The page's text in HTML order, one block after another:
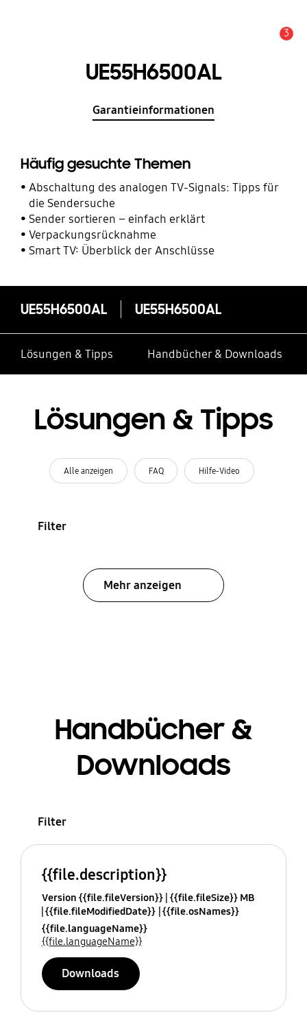
3
UE55H6500AL
Garantieinformationen
Häufig gesuchte Themen
Abschaltung des analogen TV-Signals: Tipps für
die Sendersuche
Sender sortieren – einfach erklärt
Verpackungsrücknahme
Smart TV: Überblick der Anschlüsse
UE55H6500AL UE55H6500AL
Lösungen & Tipps Handbücher & Downloads
Lösungen & Tipps
Alle anzeigen FAQ Hilfe-Video
Filter
Mehr anzeigen
Handbücher &
Downloads
Filter
{{file.description}}
Version {{file.fileVersion}} {{file.fileSize}} MB
{{file.fileModifiedDate}} {{file.osNames}}
{{file.languageName}}
{{file.languageName}}
Downloads